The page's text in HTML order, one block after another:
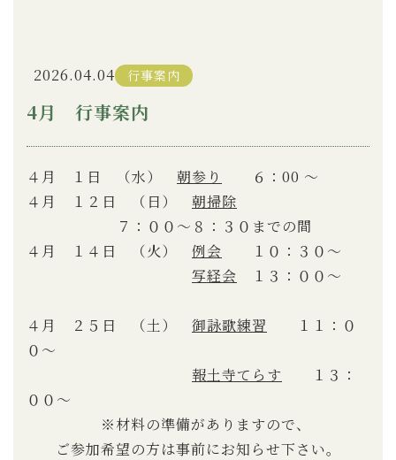
2026.04.04 行事案内
4月 行事案内
４月 １日 （水） 朝参り
６：00 〜
４月 １２日
（日） 朝掃除
７：００〜８：３０までの間
４月 １４日 （火） 例会 １０：３０〜
写経会 １３：００〜
４月 ２５日 （土） 御詠歌練習 １１：０
０〜
報土寺てらす １３：
００〜
※材料の準備がありますので、
ご参加希望の方は事前にお知らせ下さい。